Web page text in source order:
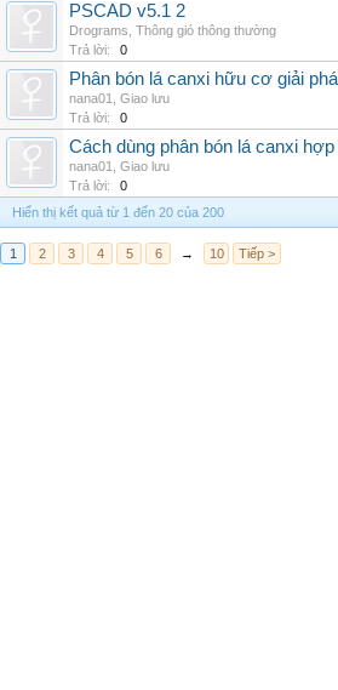
PSCAD v5.1 2
Drograms Thông gió thông thường
Trả lời:
0
Phân bón lá canxi hữu cơ giải
nana01
Giao lưu
Trả lời:
0
Cách dùng phân bón lá canxi
nana01
Giao lưu
Trả lời:
0
Hiển thị kết quả từ 1 đến 20 của 200
1 2 3 4 5 6 → 10 Tiếp >